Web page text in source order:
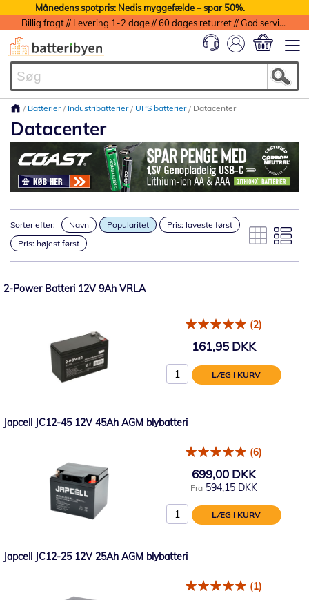
Månedens spotpris: Nedis myggefælde – spar 50%.
Billig fragt // Levering 1-2 dage // 60 dages returret // God service med garanti
Batterier Industribatterier UPS batterier Datacenter
Datacenter
Sorter efter: Navn Popularitet
Pris: laveste først
Pris: højest først
2-Power Batteri 12V 9Ah VRLA
(2)
161,95 DKK
LÆG I KURV
Japcell JC12-45 12V 45Ah AGM blybatteri
(6)
699,00 DKK
Fra 594,15 DKK
LÆG I KURV
Japcell JC12-25 12V 25Ah AGM blybatteri
(1)